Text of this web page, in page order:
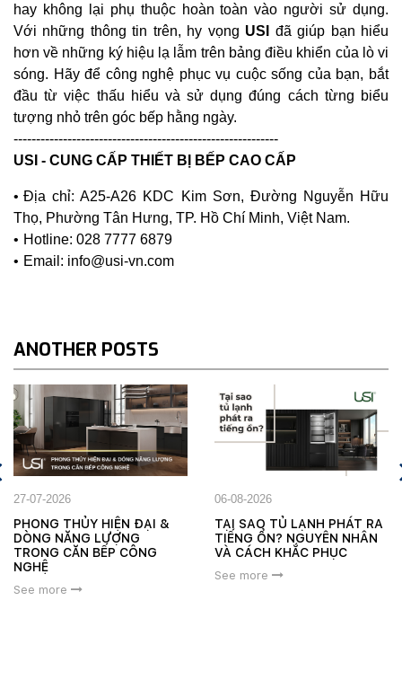
hay không lại phụ thuộc hoàn toàn vào người sử dụng.
Với những thông tin trên, hy vọng USI
đã giúp bạn hiểu
hơn về những ký hiệu lạ lẫm trên bảng điều khiển của lò vi
sóng. Hãy để công nghệ phục vụ cuộc sống của bạn, bắt
đầu từ việc thấu hiểu và sử dụng đúng cách từng biểu
tượng nhỏ trên góc bếp hằng ngày.
-----------------------------------------------------------
USI - CUNG CẤP THIẾT BỊ BẾP CAO CẤP
Địa chỉ: A25-A26 KDC Kim Sơn, Đường Nguyễn Hữu
Thọ, Phường Tân Hưng, TP. Hồ Chí Minh, Việt Nam.
Hotline: 028 7777 6879
Email: info@usi-vn.com
ANOTHER POSTS
Prev
06-08-2026
TẠI SAO TỦ LẠNH PHÁT RA
TIẾNG ỔN? NGUYÊN NHÂN
VÀ CÁCH KHẮC PHỤC
See more
04-08-2026
XU HƯỚNG HOME
& WINE LOUNGE: BIẾN
BẾP THÀNH GÓC